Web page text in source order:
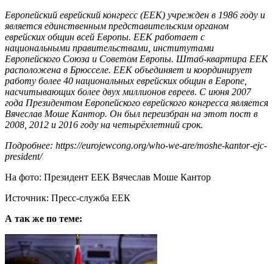
Европейский еврейский конгресс (ЕЕК) учрежден в 1986 году и
является единственным представительским органом
еврейских общин всей Европы. ЕЕК работает с
национальными правительствами, институтами
Европейского Союза и Советом Европы. Штаб-квартира ЕЕК
расположена в Брюсселе. ЕЕК объединяет и координирует
работу более 40 национальных еврейских общин в Европе,
насчитывающих более двух миллионов евреев. С июня 2007
года Президентом Европейского еврейского конгресса является
Вячеслав Моше Кантор. Он был переизбран на этот пост в
2008, 2012 и 2016 году на четырёхлетний срок.
Подробнее: https://eurojewcong.org/who-we-are/moshe-kantor-ejc-
president/
На фото: Президент ЕЕК Вячеслав Моше Кантор
Источник: Пресс-служба ЕЕК
А так же по теме: